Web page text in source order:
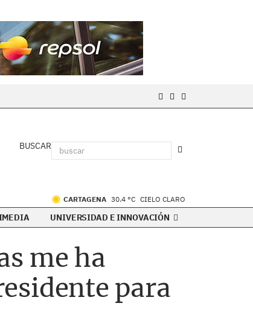
BUSCAR
CARTAGENA 30.4 °C CIELO CLARO
UNIVERSIDAD E INNOVACIÓN
me ha
para